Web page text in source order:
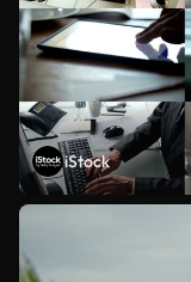
iStock